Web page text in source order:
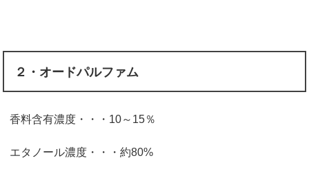
２・オードパルファム
香料含有濃度・・・10～15％
エタノール濃度・・・約80%